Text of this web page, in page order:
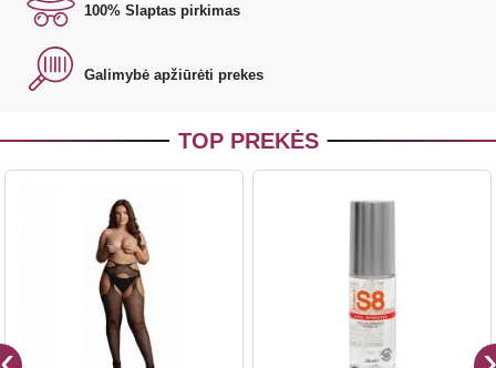
100% Slaptas pirkimas
Galimybė apžiūrėti prekes
TOP PREKĖS